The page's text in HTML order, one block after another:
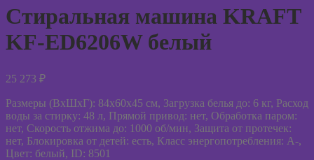
Стиральная машина KRAFT
KF-ED6206W белый
25 273 ₽
Размеры (ВxШxГ): 84x60x45 см, Загрузка белья до: 6 кг, Расход
воды за стирку: 48 л, Прямой привод: нет, Обработка паром:
нет, Скорость отжима до: 1000 об/мин, Защита от протечек:
нет, Блокировка от детей: есть, Класс энергопотребления: А-,
Цвет: белый, ID: 8501